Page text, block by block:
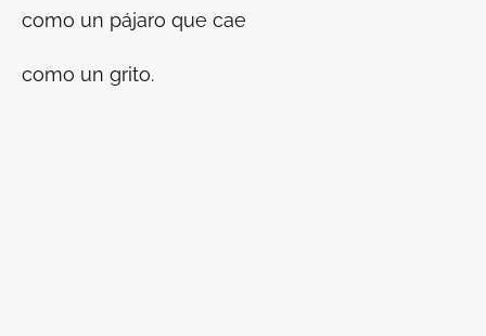
como un pájaro que cae
como un grito.